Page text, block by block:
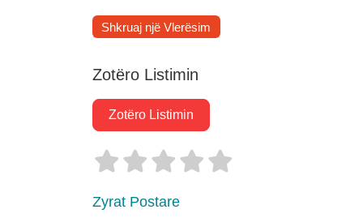
Shkruaj një Vlerësim
Zotëro Listimin
Zotëro Listimin
Zyrat Postare